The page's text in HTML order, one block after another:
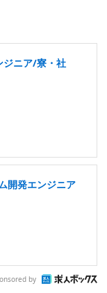
ジニア/寮・社
開発エンジニア
by